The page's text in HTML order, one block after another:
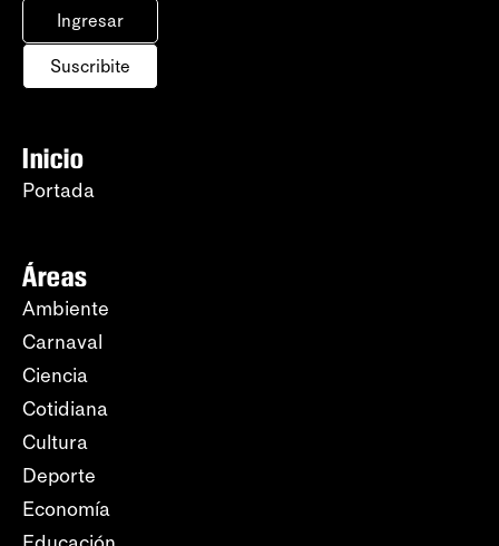
Ingresar
Suscribite
Inicio
Portada
Áreas
Ambiente
Carnaval
Ciencia
Cotidiana
Cultura
Deporte
Economía